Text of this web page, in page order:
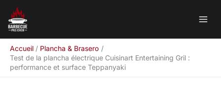
contenu
Accueil
Plancha & Brasero
Test de la plancha électrique Cuisinart Entertaining Gril :
performance et surface Teppanyaki
Rechercher